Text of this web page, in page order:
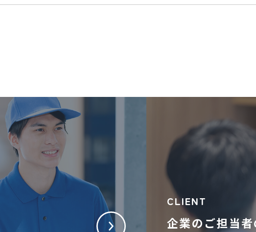
企業のご担当
CLIENT